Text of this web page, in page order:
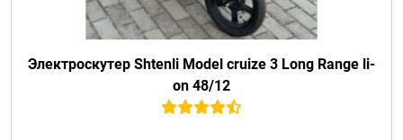
Электроскутер Shtenli Model cruize 3 Long Range li-
on 48/12